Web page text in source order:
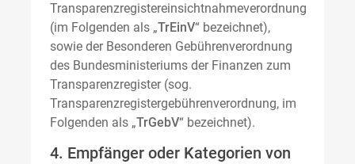
Transparenzregistereinsichtnahmeverordnung
(im Folgenden als „TrEinV“ bezeichnet),
sowie der Besonderen Gebührenverordnung
des Bundesministeriums der Finanzen zum
Transparenzregister (sog.
Transparenzregistergebührenverordnung, im
Folgenden als „TrGebV“ bezeichnet).
4. Empfänger oder Kategorien von